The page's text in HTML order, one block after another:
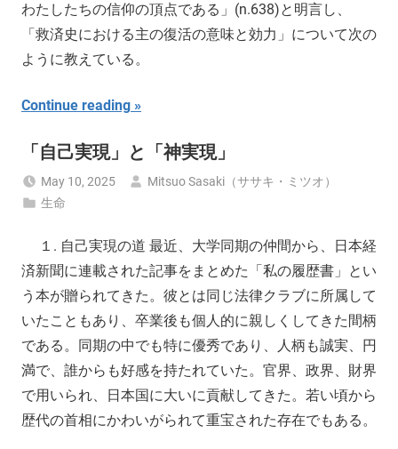
わたしたちの信仰の頂点である」(n.638)と明言し、
「救済史における主の復活の意味と効力」について次の
ように教えている。
Continue reading
「自己実現」と「神実現」
May 10, 2025
Mitsuo Sasaki（ササキ・ミツオ）
生命
１. 自己実現の道 最近、大学同期の仲間から、日本経
済新聞に連載された記事をまとめた「私の履歴書」とい
う本が贈られてきた。彼とは同じ法律クラブに所属して
いたこともあり、卒業後も個人的に親しくしてきた間柄
である。同期の中でも特に優秀であり、人柄も誠実、円
満で、誰からも好感を持たれていた。官界、政界、財界
で用いられ、日本国に大いに貢献してきた。若い頃から
歴代の首相にかわいがられて重宝された存在でもある。